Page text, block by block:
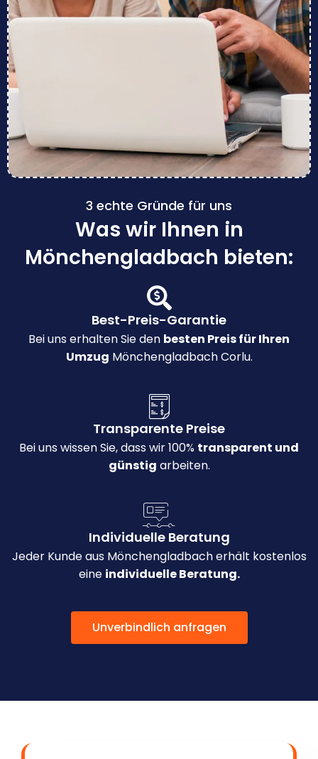
3 echte Gründe für uns
Was wir Ihnen in
Mönchengladbach bieten:
Best-Preis-Garantie
Bei uns erhalten Sie den besten Preis für Ihren
Umzug Mönchengladbach Corlu.
Transparente Preise
Bei uns wissen Sie, dass wir 100% transparent und
günstig arbeiten.
Individuelle Beratung
Jeder Kunde aus Mönchengladbach erhält kostenlos
eine individuelle Beratung.
Unverbindlich anfragen